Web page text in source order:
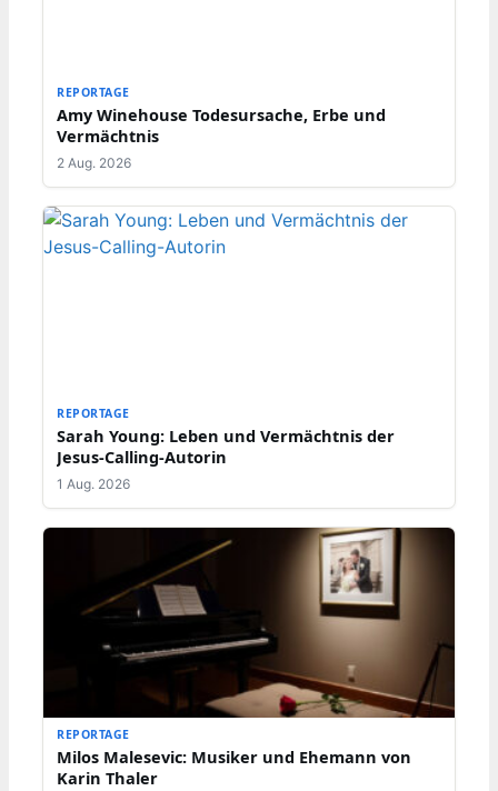
REPORTAGE
Amy Winehouse Todesursache, Erbe und
Vermächtnis
2 Aug. 2026
REPORTAGE
Sarah Young: Leben und Vermächtnis der
Jesus-Calling-Autorin
1 Aug. 2026
REPORTAGE
Milos Malesevic: Musiker und Ehemann von
Karin Thaler